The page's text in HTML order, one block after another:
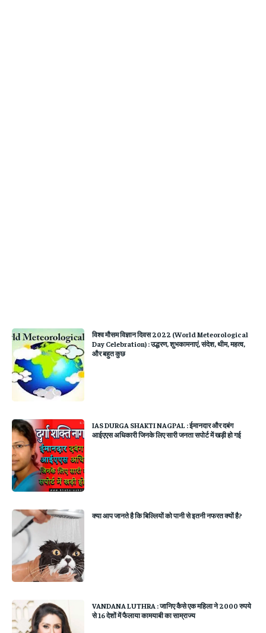
विश्व मौसम विज्ञान दिवस 2022 (World Meteorological
Day Celebration) : उद्धरण, शुभकामनाएं, संदेश, थीम, महत्व,
और बहुत कुछ
IAS DURGA SHAKTI NAGPAL : ईमानदार और दबंग
आईएएस अधिकारी जिनके लिए सारी जनता सपोर्ट में खड़ी हो गई
क्या आप जानते है कि बिल्लियों को पानी से इतनी नफरत क्यों है?
VANDANA LUTHRA : जानिए कैसे एक महिला ने 2000 रुपये
से 16 देशों में फैलाया कामयाबी का साम्राज्य